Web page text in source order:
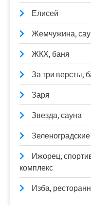
Елисей
Жемчужина,
ЖКХ, баня
За три версты,
Заря
Звезда, сауна
Ижорец,
комплекс
Изба,